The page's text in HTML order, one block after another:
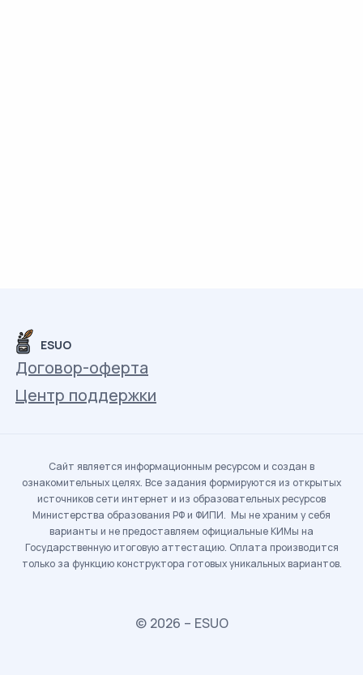
ESUO
Договор-оферта
Центр поддержки
Сайт является информационным ресурсом и создан в
ознакомительных целях. Все задания формируются из открытых
источников сети интернет и из образовательных ресурсов
Министерства образования РФ и ФИПИ. Мы не храним у себя
варианты и не предоставляем официальные КИМы на
Государственную итоговую аттестацию. Оплата производится
только за функцию конструктора готовых уникальных вариантов.
© 2026 – ESUO